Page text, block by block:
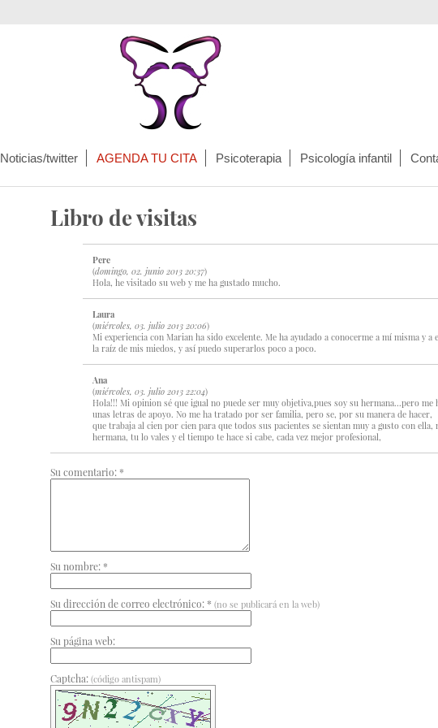
Noticias/twitter AGENDA TU CITA Psicoterapia Psicología infantil
Libro de visitas
Pere
(domingo, 02. junio 2013 20:37)
Hola, he visitado su web y me ha gustado mucho.
Laura
(miércoles, 03. julio 2013 20:06)
Mi experiencia con Marian ha sido excelente. Me ha ayudado a conocerme a mí misma y a
la raíz de mis miedos, y así puedo superarlos poco a poco.
Ana
(miércoles, 03. julio 2013 22:04)
Hola!!! Mi opinion sé que igual no puede ser muy objetiva,pues soy su hermana...pero me
unas letras de apoyo. No me ha tratado por ser familia, pero se, por su manera de hacer,
que trabaja al cien por cien para que todos sus pacientes se sientan muy a gusto con ella,
hermana, tu lo vales y el tiempo te hace si cabe, cada vez mejor profesional,
Su comentario: *
Su nombre: *
Su dirección de correo electrónico: * (no se publicará en la web)
Su página web:
Captcha: (código antispam)